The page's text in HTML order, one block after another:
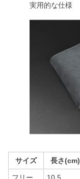
実用的な仕様
サイズ 長さ(cm)